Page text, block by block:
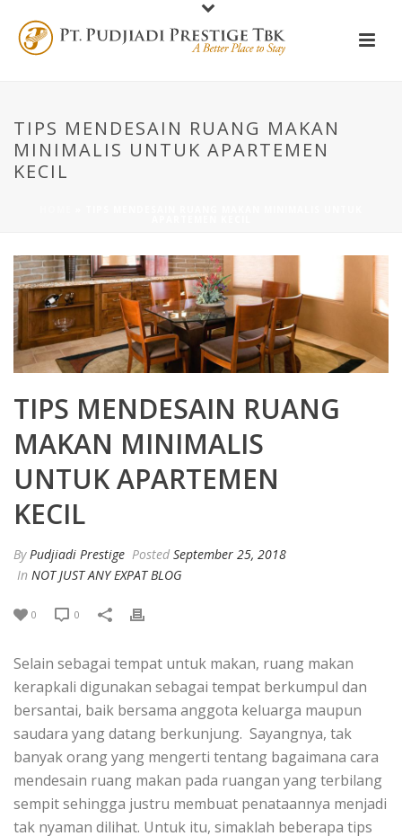
TIPS MENDESAIN RUANG MAKAN
MINIMALIS UNTUK APARTEMEN
KECIL
TIPS MENDESAIN RUANG
MAKAN MINIMALIS
UNTUK APARTEMEN
KECIL
By Pudjiadi Prestige Posted September 25, 2018
In NOT JUST ANY EXPAT BLOG
0 0
Selain sebagai tempat untuk makan, ruang makan
kerapkali digunakan sebagai tempat berkumpul dan
bersantai, baik bersama anggota keluarga maupun
saudara yang datang berkunjung. Sayangnya, tak
banyak orang yang mengerti tentang bagaimana cara
mendesain ruang makan pada ruangan yang terbilang
sempit sehingga justru membuat penataannya menjadi
tak nyaman dilihat. Untuk itu, simaklah beberapa tips